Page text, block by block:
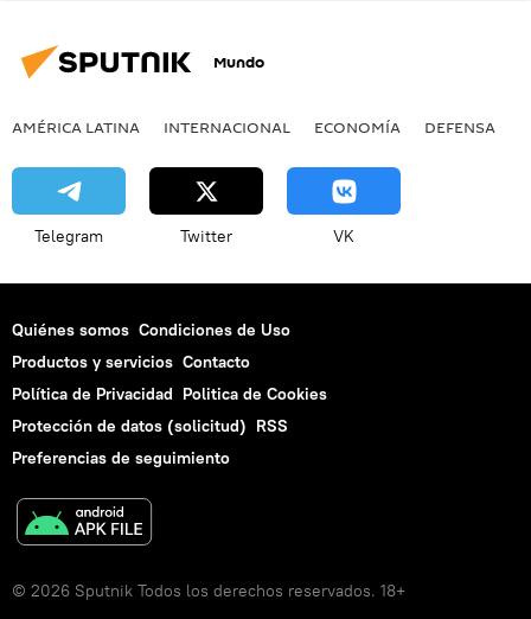
Mundo
AMÉRICA LATINA INTERNACIONAL ECONOMÍA DEFENSA
Telegram Twitter VK
Quiénes somos Condiciones de Uso
Productos y servicios Contacto
Política de Privacidad Politica de Cookies
Protección de datos (solicitud) RSS
Preferencias de seguimiento
© 2026 Sputnik Todos los derechos reservados. 18+